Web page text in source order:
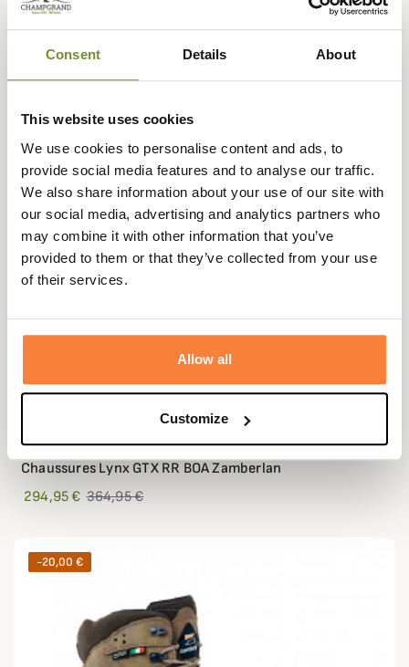
Consent Details About
This website uses cookies
We use cookies to personalise content and ads, to
provide social media features and to analyse our traffic.
We also share information about your use of our site with
our social media, advertising and analytics partners who
may combine it with other information that you’ve
provided to them or that they’ve collected from your use
of their services.
Allow all
Customize
253,95 €
ZAMBERLAN
Chaussures Lynx GTX RR BOA Zamberlan
294,95 € 364,95 €
-20,00 €